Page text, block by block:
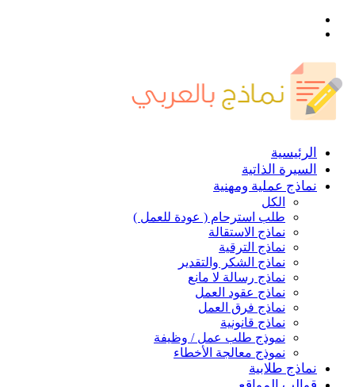
الرئيسية
السيرة الذاتية
نماذج عملية ومهنية
الكل
طلب استرحام ( عودة للعمل )
نماذج الاستقالة
نماذج الترقية
نماذج الشكر والتقدير
نماذج رسالة لا مانع
نماذج عقود العمل
نماذج فرق العمل
نماذج قانونية
نموذج طلب عمل / وظيفة
نموذج معالجة الأخطاء
نماذج طلابية